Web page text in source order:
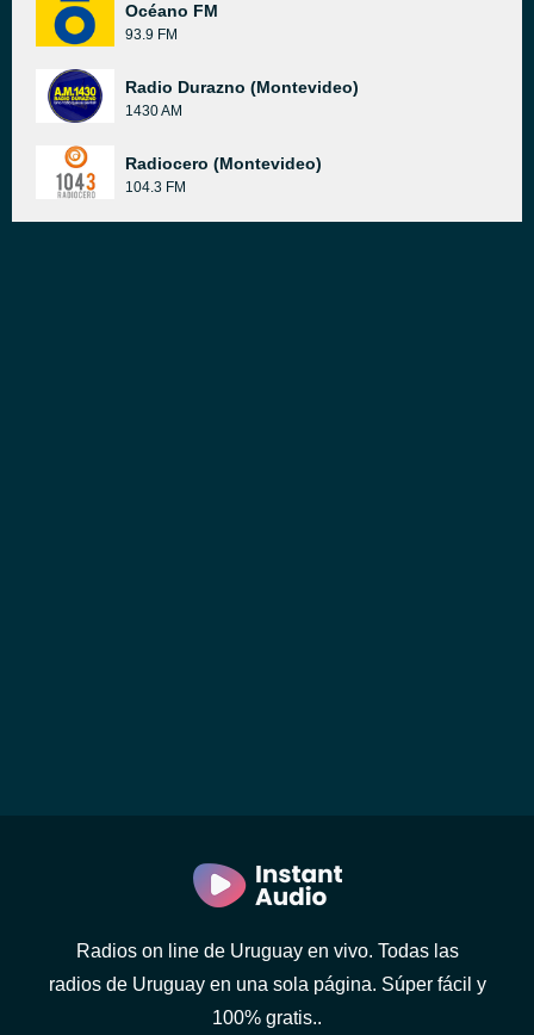
Océano FM
93.9 FM
Radio Durazno (Montevideo)
1430 AM
Radiocero (Montevideo)
104.3 FM
Radios on line de Uruguay en vivo. Todas las
radios de Uruguay en una sola página. Súper fácil y
100% gratis..